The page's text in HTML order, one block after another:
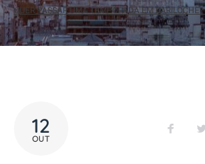
QUER PASSAR UMA TEMPORADA EM
12
OUT